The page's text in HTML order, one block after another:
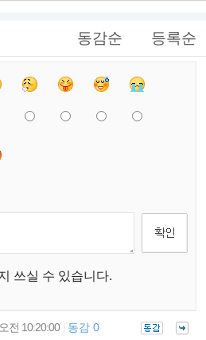
동감순 등록순
쓰실 수 있습니다.
전 10:20:00 동감 0